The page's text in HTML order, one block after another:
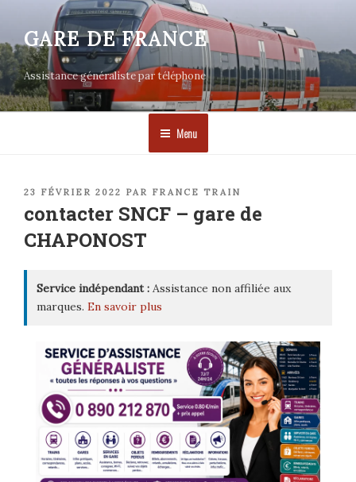
contenu
principal
GARE DE FRANCE
Assistance généraliste par téléphone
Menu
PUBLIÉ
23 FÉVRIER 2022 PAR FRANCE TRAIN
contacter SNCF – gare de
CHAPONOST
Service indépendant : Assistance non affiliée aux
marques. En savoir plus